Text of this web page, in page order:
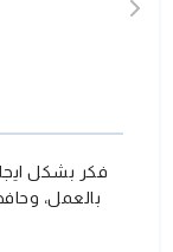
فكر بشكل
بالعمل،